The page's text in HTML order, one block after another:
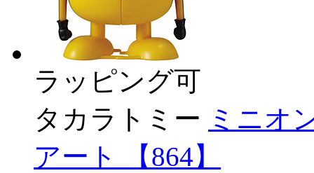
ラッピング可
タカラトミー ミニオ
アート 【864】